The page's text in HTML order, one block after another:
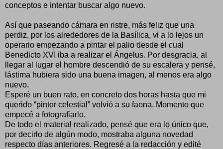
conceptos e intentar buscar algo nuevo.
Así que paseando cámara en ristre, más feliz que una
perdiz, por los alrededores de la Basílica, vi a lo lejos un
operario empezando a pintar el palio desde el cual
Benedicto XVI iba a realizar el Ángelus. Por desgracia, al
llegar al lugar el hombre descendió de su escalera y pensé,
lástima hubiera sido una buena imagen, al menos era algo
nuevo.
Esperé un buen rato, en concreto dos horas hasta que mi
querido “pintor celestial” volvió a su faena. Momento que
empecé a fotografiarlo.
De todo el material realizado, pensé que era lo único que,
por decirlo de algún modo, mostraba alguna novedad
respecto días anteriores. Regresé a la redacción y edité